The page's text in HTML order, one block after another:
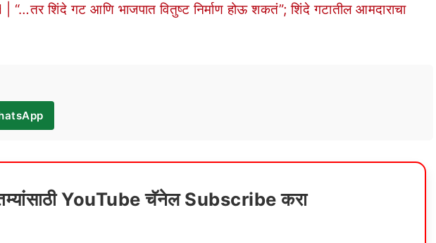
शिंदे गट आणि भाजपात वितुष्ट निर्माण होऊ शकतं”; शिंदे गटातील आमदाराचा
YouTube चॅनेल Subscribe करा